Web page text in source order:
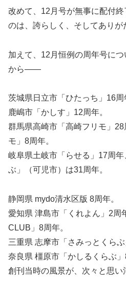
改めて、12月号が無事に配付
のは、誇らしく、そしてありが
加えて、12月恒例の周年号に
から――
茨城県日立市「ひたっち」16周
鹿嶋市「かしす」12周年。
群馬県高崎市「高崎フリモ」
モ」8周年。
岐阜県土岐市「らせる」17周
ぶ」（可児市）は31周年。
静岡県 mydo清水区版 8周年。
愛知県 津島市「くれよん」2周
CLUB」8周年。
三重県 志摩市「さみっとくらぶ
奈良県 橿原市「かしるくらぶ」
創刊当時の風景が、次々と思い